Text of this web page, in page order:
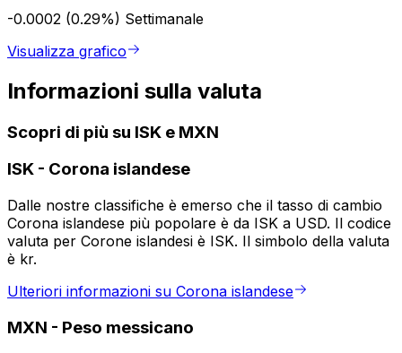
-0.0002 (0.29%) Settimanale
Visualizza grafico
Informazioni sulla valuta
Scopri di più su ISK e MXN
ISK - Corona islandese
Dalle nostre classifiche è emerso che il tasso di cambio
Corona islandese più popolare è da ISK a USD. Il codice
valuta per Corone islandesi è ISK. Il simbolo della valuta
è kr.
Ulteriori informazioni su Corona islandese
MXN - Peso messicano